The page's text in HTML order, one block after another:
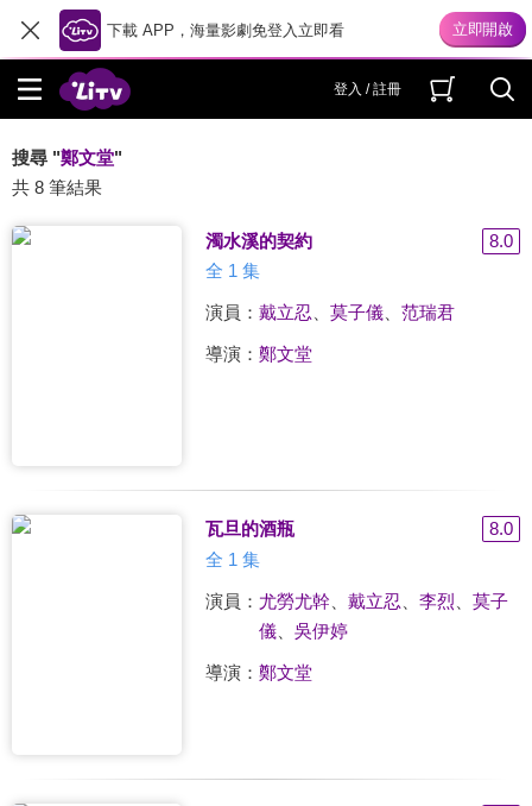
下載 APP，海量影劇免登入立即看
登入 / 註冊
搜尋 "鄭文堂"
共 8 筆結果
濁水溪的契約
8.0
全 1 集
演員： 戴立忍 莫子儀、 范瑞君
導演： 鄭文堂
瓦旦的酒瓶
8.0
全 1 集
演員： 尤勞尤幹 戴立忍 李烈
莫子
儀、 吳伊婷
導演： 鄭文堂